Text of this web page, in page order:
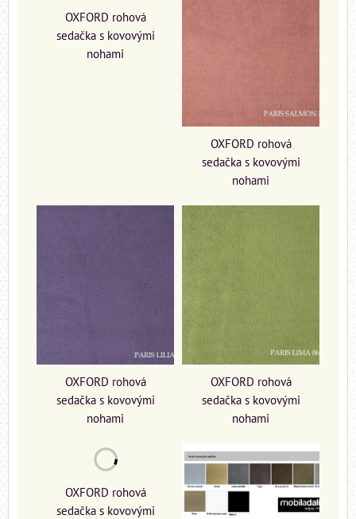
OXFORD rohová
sedačka s kovovými
nohami
OXFORD rohová
sedačka s kovovými
nohami
OXFORD rohová
sedačka s kovovými
nohami
OXFORD rohová
sedačka s kovovými
nohami
OXFORD rohová
sedačka s kovovými